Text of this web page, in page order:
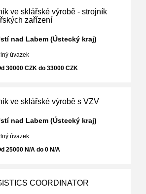
ve sklářské výrobě - strojník
zařízení
nad Labem (Ústecký kraj)
úvazek
30000 CZK do 33000 CZK
ve sklářské výrobě s VZV
nad Labem (Ústecký kraj)
úvazek
25000 N/A do 0 N/A
COORDINATOR